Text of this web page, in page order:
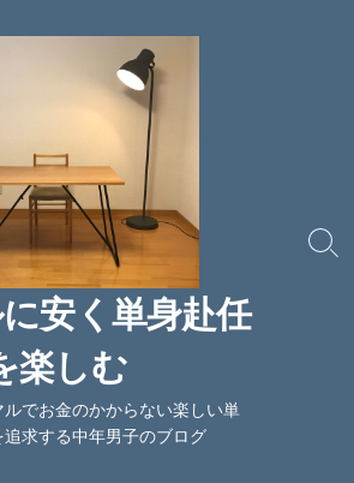
安く単身赴任
楽しむ
でお金のかからない楽しい単
求する中年男子のブログ
検